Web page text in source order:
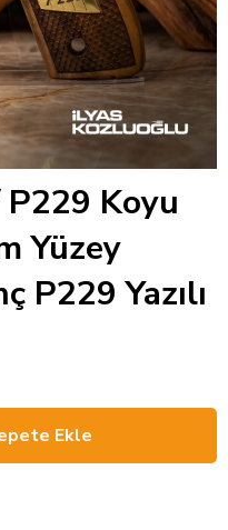
Koyu
Yüzey
P229 Yazılı